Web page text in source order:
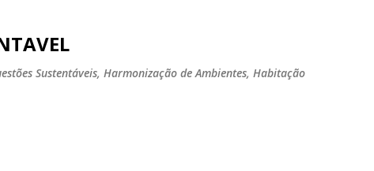
Sustentáveis, Harmonização de Ambientes, Habitação